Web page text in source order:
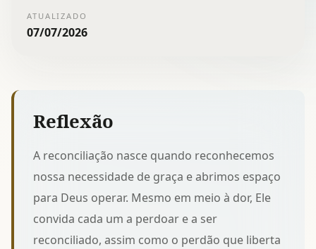
ATUALIZADO
07/07/2026
Reflexão
A reconciliação nasce quando reconhecemos
nossa necessidade de graça e abrimos espaço
para Deus operar. Mesmo em meio à dor, Ele
convida cada um a perdoar e a ser
reconciliado, assim como o perdão que liberta